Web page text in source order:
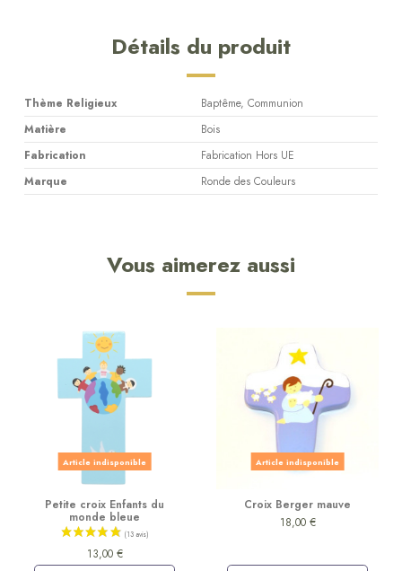
Détails du produit
Thème Religieux
Baptême, Communion
Matière
Bois
Fabrication
Fabrication Hors UE
Marque
Ronde des Couleurs
Vous aimerez aussi
Article indisponible
Petite croix Enfants du
monde bleue
13,00 €
Article indisponible
Croix Berger mauve
18,00 €